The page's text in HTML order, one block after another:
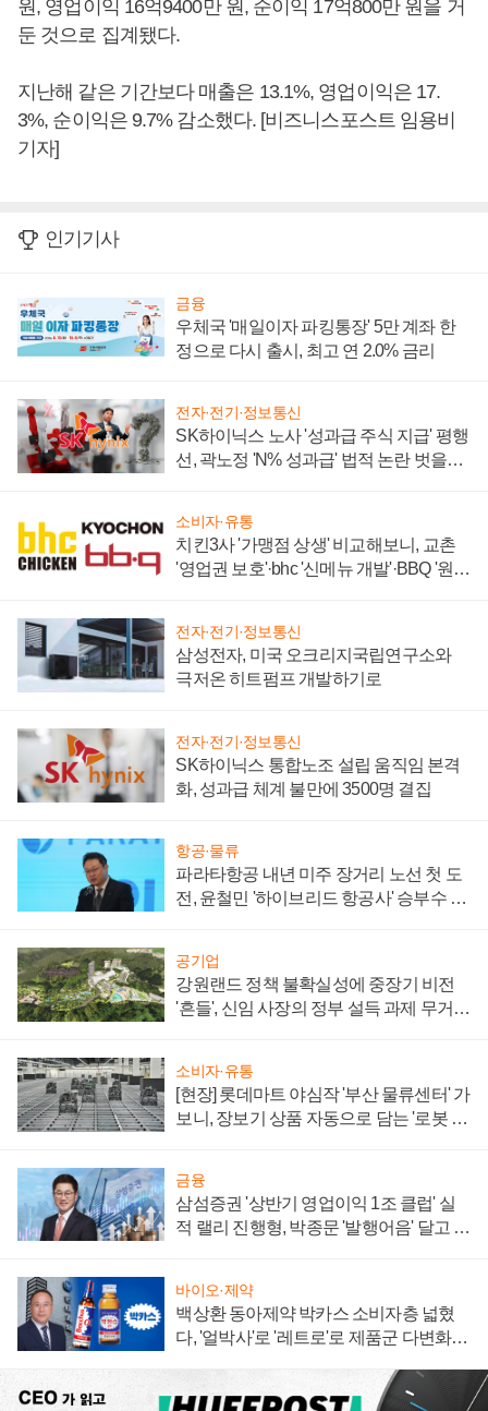
원, 영업이익 16억9400만 원, 순이익 17억800만 원을 거
둔 것으로 집계됐다.
지난해 같은 기간보다 매출은 13.1%, 영업이익은 17.
3%, 순이익은 9.7% 감소했다. [비즈니스포스트 임용비
기자]
인기기사
금융
우체국 '매일이자 파킹통장' 5만 계좌 한
정으로 다시 출시, 최고 연 2.0% 금리
전자·전기·정보통신
SK하이닉스 노사 '성과급 주식 지급' 평행
선, 곽노정 'N% 성과급' 법적 논란 벗을지
소비자·유통
치킨3사 '가맹점 상생' 비교해보니, 교촌
'영업권 보호'·bhc '신메뉴 개발'·BBQ '원가
전자·전기·정보통신
삼성전자, 미국 오크리지국립연구소와
극저온 히트펌프 개발하기로
전자·전기·정보통신
SK하이닉스 통합노조 설립 움직임 본격
화, 성과급 체계 불만에 3500명 결집
항공·물류
파라타항공 내년 미주 장거리 노선 첫 도
전, 윤철민 '하이브리드 항공사' 승부수 통
공기업
강원랜드 정책 불확실성에 중장기 비전
'흔들', 신임 사장의 정부 설득 과제 무거워
소비자·유통
[현장] 롯데마트 야심작 '부산 물류센터' 가
보니, 장보기 상품 자동으로 담는 '로봇 40
금융
삼섬증권 '상반기 영업이익 1조 클럽' 실
적 랠리 진행형, 박종문 '발행어음' 달고 연
바이오·제약
백상환 동아제약 박카스 소비자층 넓혔
다, '얼박사'로 '레트로'로 제품군 다변화